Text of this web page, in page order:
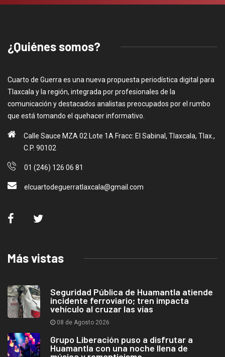
¿Quiénes somos?
Cuarto de Guerra es una nueva propuesta periodística digital para
Tlaxcala y la región, integrada por profesionales de la
comunicación y destacados analistas preocupados por el rumbo
que está tomando el quehacer informativo.
Calle Sauce MZA 02 Lote 1A Fracc: El Sabinal, Tlaxcala, Tlax.,
C.P. 90102
01 (246) 126 06 81
elcuartodeguerratlaxcala@gmail.com
Más vistas
Seguridad Pública de Huamantla atiende
incidente ferroviario; tren impacta
vehículo al cruzar las vías
08 de Agosto 2026
Grupo Liberación puso a disfrutar a
Huamantla con una noche llena de